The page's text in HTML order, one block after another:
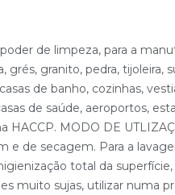
de limpeza, para a
granito, pedra, tijoleira,
de banho, cozinhas,
de saúde, aeroportos,
MODO DE
de secagem. Para a
total da
muito sujas, utilizar numa